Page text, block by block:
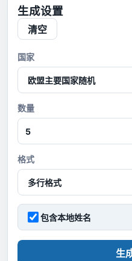
生成设置
清空
国家
数量
格式
包含本地姓名
生